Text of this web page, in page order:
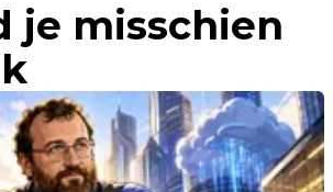
– Voorziet aanzienlijke
je misschien